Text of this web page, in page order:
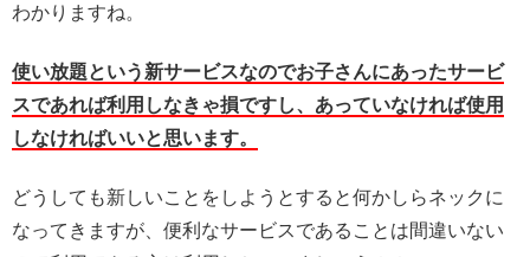
わかりますね。
使い放題という新サービスなのでお子さんにあったサービ
スであれば利用しなきゃ損ですし、あっていなければ使用
しなければいいと思います。
どうしても新しいことをしようとすると何かしらネックに
なってきますが、便利なサービスであることは間違いない